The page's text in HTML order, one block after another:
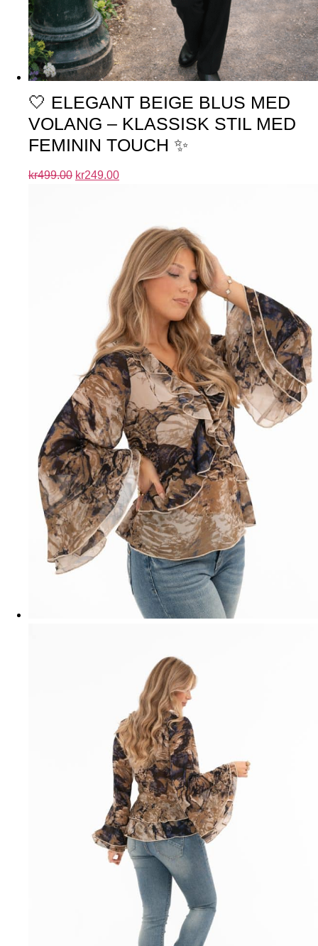
🤍 ELEGANT BEIGE BLUS MED
VOLANG – KLASSISK STIL MED
FEMININ TOUCH ✨
kr499.00 kr249.00